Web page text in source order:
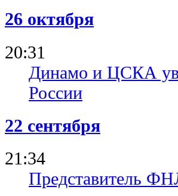
26 октября
20:31
Динамо и ЦСКА
России
22 сентября
21:34
Представитель